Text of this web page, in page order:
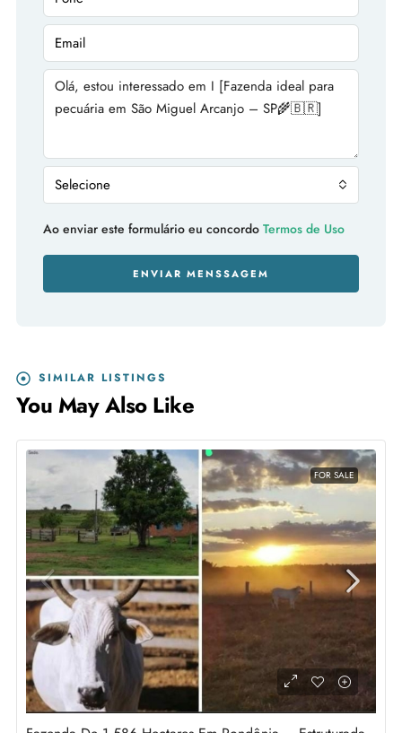
Selecione
Ao enviar este formulário eu concordo Termos de Uso
ENVIAR MENSSAGEM
SIMILAR LISTINGS
You May Also Like
FOR SALE